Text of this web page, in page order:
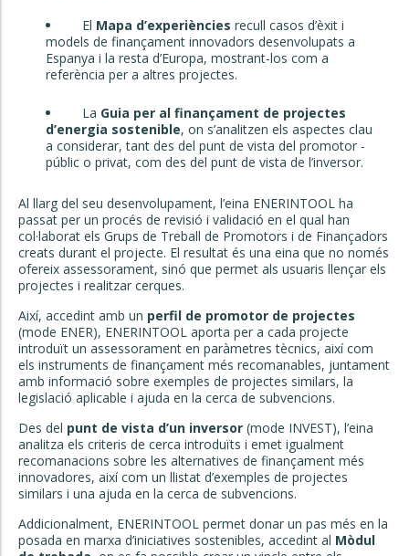
El Mapa d’experiències recull casos d’èxit i
models de finançament innovadors desenvolupats a
Espanya i la resta d’Europa, mostrant-los com a
referència per a altres projectes.
La Guia per al finançament de projectes
d’energia sostenible, on s’analitzen els aspectes clau
a considerar, tant des del punt de vista del promotor -
públic o privat, com des del punt de vista de l’inversor.
Al llarg del seu desenvolupament, l’eina ENERINTOOL ha
passat per un procés de revisió i validació en el qual han
col·laborat els Grups de Treball de Promotors i de Finançadors
creats durant el projecte. El resultat és una eina que no només
ofereix assessorament, sinó que permet als usuaris llençar els
projectes i realitzar cerques.
Així, accedint amb un perfil de promotor de projectes
(mode ENER), ENERINTOOL aporta per a cada projecte
introduït un assessorament en paràmetres tècnics, així com
els instruments de finançament més recomanables, juntament
amb informació sobre exemples de projectes similars, la
legislació aplicable i ajuda en la cerca de subvencions.
Des del punt de vista d’un inversor (mode INVEST), l’eina
analitza els criteris de cerca introduïts i emet igualment
recomanacions sobre les alternatives de finançament més
innovadores, així com un llistat d’exemples de projectes
similars i una ajuda en la cerca de subvencions.
Addicionalment, ENERINTOOL permet donar un pas més en la
posada en marxa d’iniciatives sostenibles, accedint al Mòdul